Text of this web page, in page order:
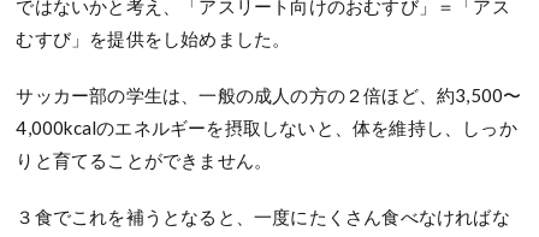
ではないかと考え、「アスリート向けのおむすび」＝「アス
むすび」を提供をし始めました。
サッカー部の学生は、一般の成人の方の２倍ほど、約3,500〜
4,000kcalのエネルギーを摂取しないと、体を維持し、しっか
りと育てることができません。
３食でこれを補うとなると、一度にたくさん食べなければな